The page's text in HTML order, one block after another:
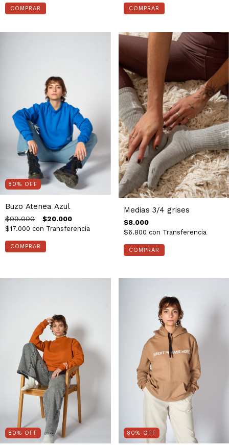
COMPRAR COMPRAR
80% OFF
Buzo Atenea Azul
$99.000 $20.000
$17.000 con Transferencia
COMPRAR
Medias 3/4 grises
$8.000
$6.800 con Transferencia
80% OFF 80% OFF